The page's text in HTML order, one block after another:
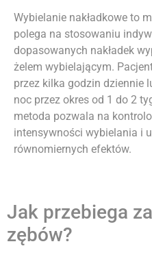
Wybielanie nakładkowe to
polega na stosowaniu
dopasowanych nakładek
żelem wybielającym.
przez kilka godzin dziennie
noc przez okres od 1 do 2
metoda pozwala na
intensywności wybielania i
równomiernych efektów.
Jak przebiega
zębów?